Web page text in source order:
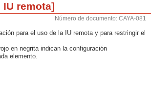
remota]
Número de documento: CAYA-081
para el uso de la IU remota y para restringir el
en negrita indican la configuración
elemento.